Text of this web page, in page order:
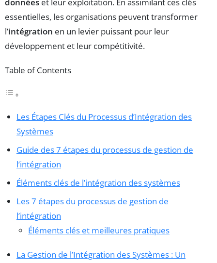
essentielles, les organisations peuvent transformer
l’intégration en un levier puissant pour leur
développement et leur compétitivité.
Table of Contents
Les Étapes Clés du Processus d’Intégration des
Systèmes
Guide des 7 étapes du processus de gestion de
l’intégration
Éléments clés de l’intégration des systèmes
Les 7 étapes du processus de gestion de
l’intégration
Éléments clés et meilleures pratiques
La Gestion de l’Intégration des Systèmes : Un